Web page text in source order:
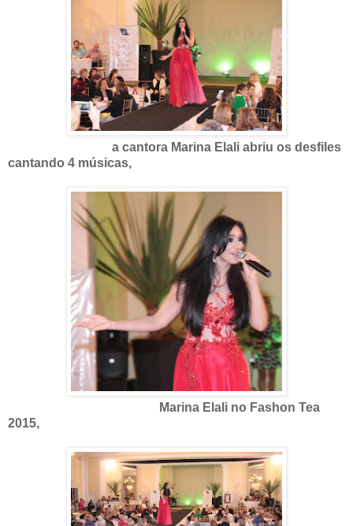
a cantora Marina Elali abriu os desfiles
cantando 4 músicas,
Marina Elali no Fashon Tea
2015,